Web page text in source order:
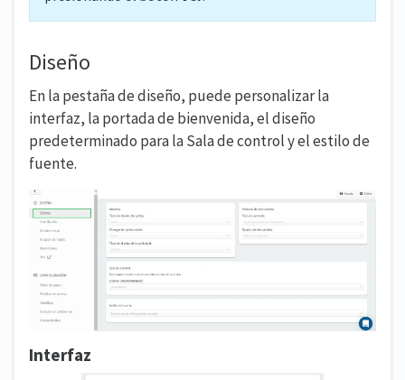
Diseño
En la pestaña de diseño, puede personalizar la
interfaz, la portada de bienvenida, el diseño
predeterminado para la Sala de control y el estilo de
fuente.
Interfaz